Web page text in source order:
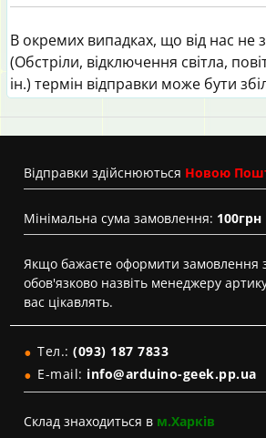
В окремих випадках, що від нас не
(Обстріли, відключення світла,
ін.) термін відправки може бути
Вiдправки здійснюються Новою
Мінімальна сума замовлення: 100грн
Якщо бажаєте оформити замовлення
обов'язково назвіть менеджеру
вас цікавлять.
Тел.: (093) 187 7833
E-mail: info@arduino-geek.pp.ua
Склад знаходиться в м.Харків